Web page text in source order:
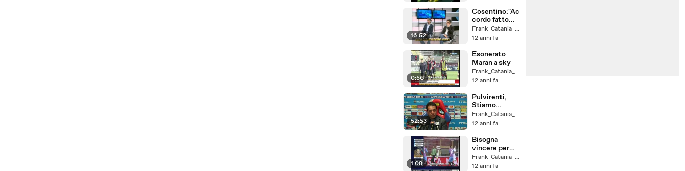
16:52
Cosentino:"Ac
cordo fatto
con Gea
World"
Frank_Catania_un_Fede
12 anni fa
0:56
Esonerato
Maran a sky
Frank_Catania_un_Fede
12 anni fa
52:53
Pulvirenti,
Stiamo
compatti,
salviamo il
Frank_Catania_un_Fede
12 anni fa
1:08
Bisogna
vincere per
salvarsi
Frank_Catania_un_Fede
12 anni fa